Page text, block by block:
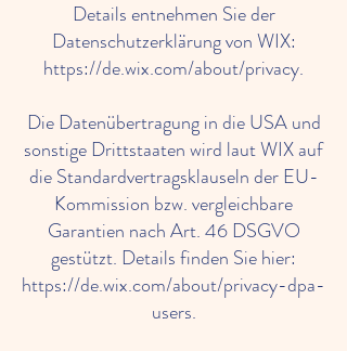
Details entnehmen Sie der
Datenschutzerklärung von WIX:
https://de.wix.com/about/privacy.
Die Datenübertragung in die USA und
sonstige Drittstaaten wird laut WIX auf
die Standardvertragsklauseln der EU-
Kommission bzw. vergleichbare
Garantien nach Art. 46 DSGVO
gestützt. Details finden Sie hier:
https://de.wix.com/about/privacy-dpa-
users.